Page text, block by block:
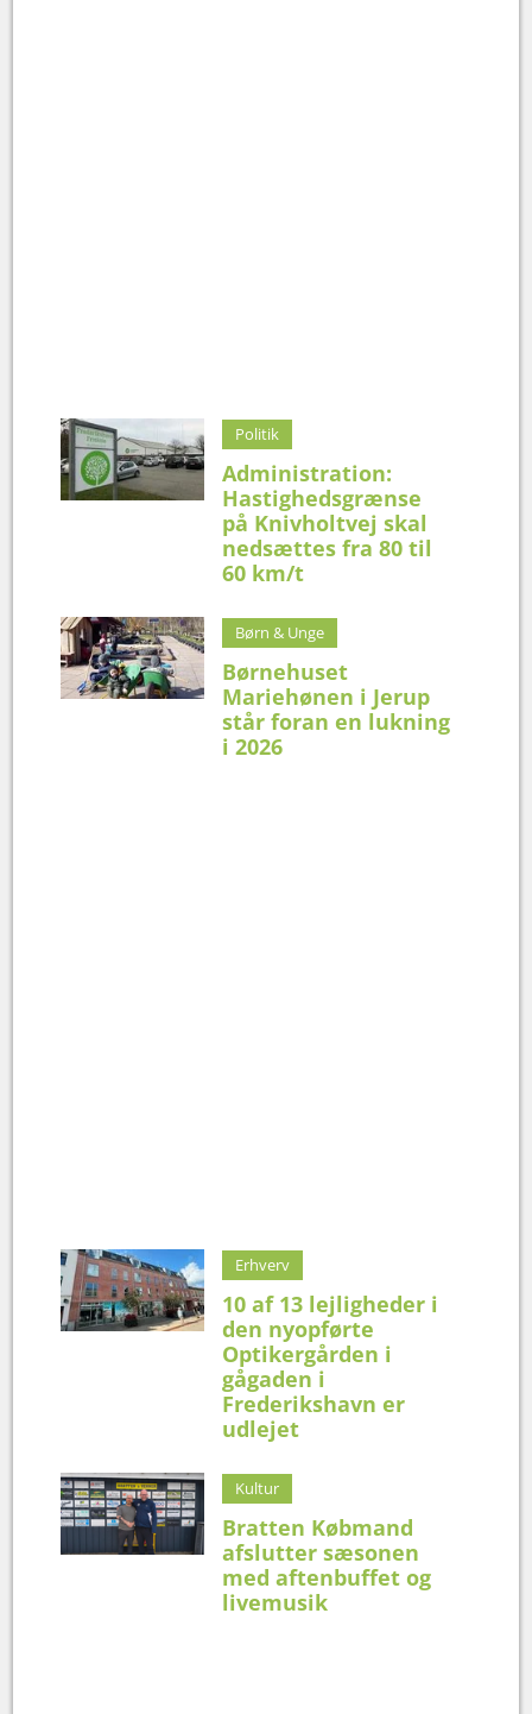
Politik
Administration:
Hastighedsgrænse
på Knivholtvej skal
nedsættes fra 80 til
60 km/t
Børn & Unge
Børnehuset
Mariehønen i Jerup
står foran en lukning
i 2026
Erhverv
10 af 13 lejligheder i
den nyopførte
Optikergården i
gågaden i
Frederikshavn er
udlejet
Kultur
Bratten Købmand
afslutter sæsonen
med aftenbuffet og
livemusik